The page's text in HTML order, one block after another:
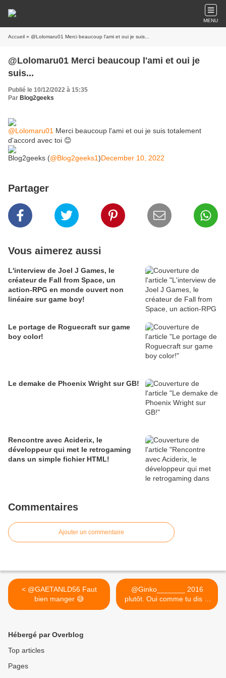
MENU
Accueil » @Lolomaru01 Merci beaucoup l'ami et oui je suis...
@Lolomaru01 Merci beaucoup l'ami et oui je
suis...
Publié le 10/12/2022 à 15:35
Par Blog2geeks
@Lolomaru01 Merci beaucoup l'ami et oui je suis totalement
d'accord avec toi 😊
Blog2geeks (@Blog2geeks1)December 10, 2022
Partager
Vous aimerez aussi
L'interview de Joel J Games, le
créateur de Fall from Space, un
action-RPG en monde ouvert non
linéaire sur game boy!
Le portage de Roguecraft sur game
boy color!
Le demake de Phoenix Wright sur GB!
Rencontre avec Aciderix, le
développeur qui met le retrogaming
dans un simple fichier HTML!
Commentaires
Ajouter un commentaire
< @GAETANLD56 Faut
bien manger 😅
@Ginko_______ 2016
plutôt. Oui comme tu dis je
me... >
Hébergé par Overblog
Top articles
Pages